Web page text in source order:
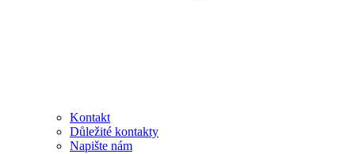
Kontakt
Důležité kontakty
Napište nám